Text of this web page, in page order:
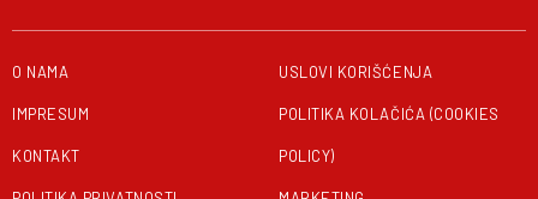
O NAMA
IMPRESUM
KONTAKT
USLOVI KORIŠĆENJA
POLITIKA KOLAČIĆA (COOKIES
POLICY)